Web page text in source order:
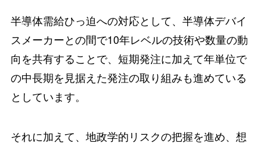
半導体需給ひっ迫への対応として、半導体デバイ
スメーカーとの間で10年レベルの技術や数量の動
向を共有することで、短期発注に加えて年単位で
の中長期を見据えた発注の取り組みも進めている
としています。
それに加えて、地政学的リスクの把握を進め、想